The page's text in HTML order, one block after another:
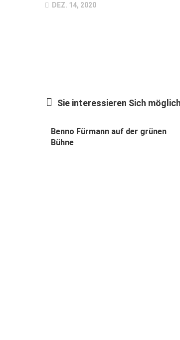
DEZ. 14, 2020
Sie interessieren Sich
Benno Fürmann auf der grünen
Bühne